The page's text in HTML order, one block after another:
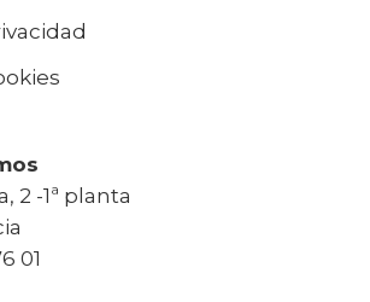
2 -1ª planta
01